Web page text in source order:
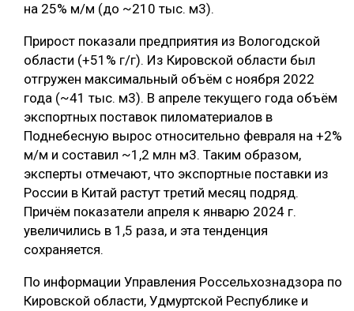
на 25% м/м (до ~210 тыс. м3).
Прирост показали предприятия из Вологодской
области (+51% г/г). Из Кировской области был
отгружен максимальный объём с ноября 2022
года (~41 тыс. м3). В апреле текущего года объём
экспортных поставок пиломатериалов в
Поднебесную вырос относительно февраля на +2%
м/м и составил ~1,2 млн м3. Таким образом,
эксперты отмечают, что экспортные поставки из
России в Китай растут третий месяц подряд.
Причём показатели апреля к январю 2024 г.
увеличились в 1,5 раза, и эта тенденция
сохраняется.
По информации Управления Россельхознадзора по
Кировской области, Удмуртской Республике и